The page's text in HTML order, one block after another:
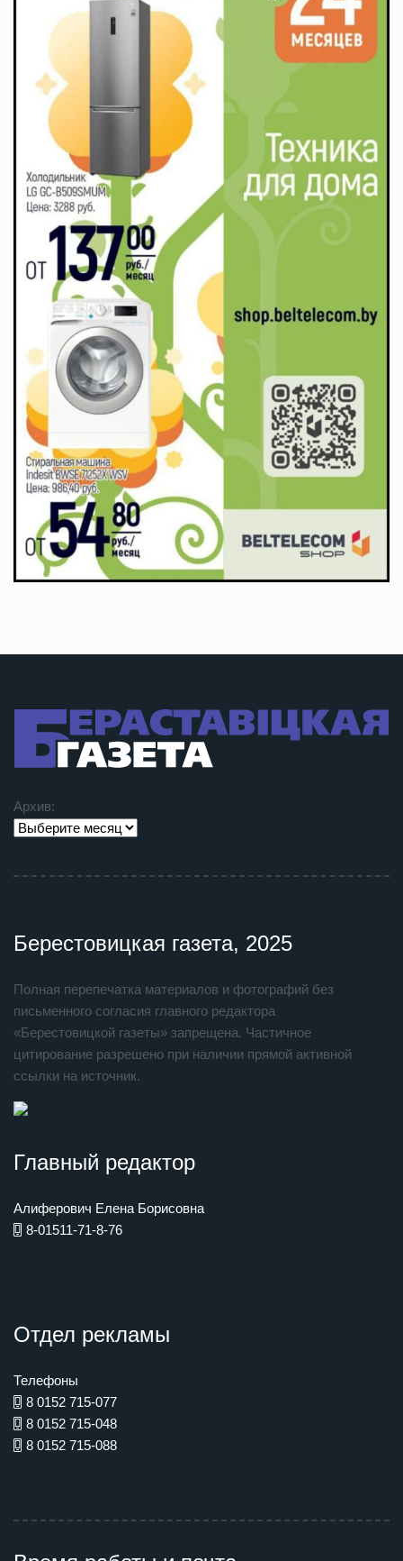
Архив:
Берестовицкая газета, 2025
Полная перепечатка материалов и фотографий без
письменного согласия главного редактора
«Берестовицкой газеты» запрещена. Частичное
цитирование разрешено при наличии прямой активной
ссылки на источник.
Главный редактор
Алиферович Елена Борисовна
8-01511-71-8-76
Отдел рекламы
Телефоны
8 0152 715-077
8 0152 715-048
8 0152 715-088